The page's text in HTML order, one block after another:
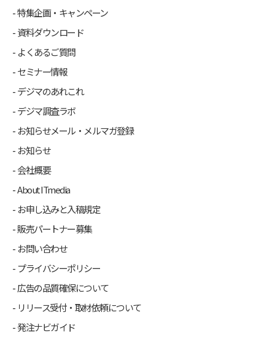
特集企画・キャンペーン
資料ダウンロード
よくあるご質問
セミナー情報
デジマのあれこれ
デジマ調査ラボ
お知らせメール・メルマガ登録
お知らせ
会社概要
About ITmedia
お申し込みと入稿規定
販売パートナー募集
お問い合わせ
プライバシーポリシー
広告の品質確保について
リリース受付・取材依頼について
発注ナビガイド